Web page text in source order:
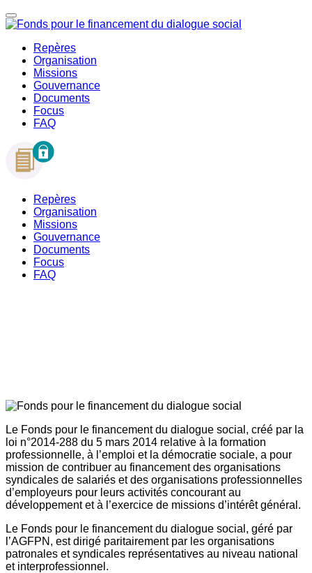
Repères
Organisation
Missions
Gouvernance
Documents
Focus
FAQ
Repères
Organisation
Missions
Gouvernance
Documents
Focus
FAQ
Le Fonds pour le financement du dialogue social, créé par la
loi n°2014-288 du 5 mars 2014 relative à la formation
professionnelle, à l’emploi et la démocratie sociale, a pour
mission de contribuer au financement des organisations
syndicales de salariés et des organisations professionnelles
d’employeurs pour leurs activités concourant au
développement et à l’exercice de missions d’intérêt général.
Le Fonds pour le financement du dialogue social, géré par
l’AGFPN, est dirigé paritairement par les organisations
patronales et syndicales représentatives au niveau national
et interprofessionnel.